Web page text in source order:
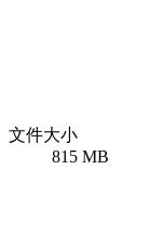
文件大小
815 MB